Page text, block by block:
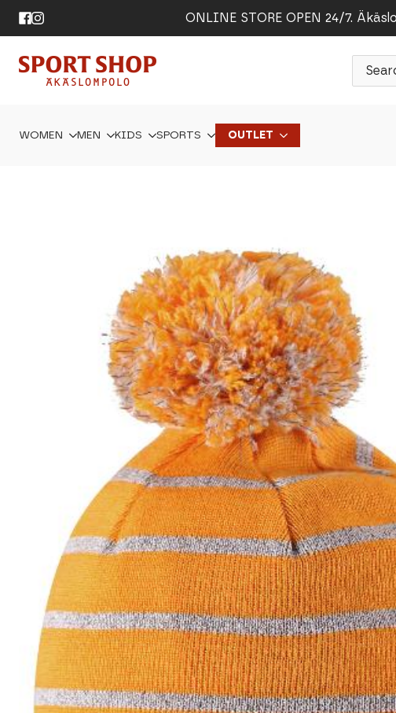
ONLINE STORE OPEN 24/7.
search
WOMEN MEN KIDS SPORTS OUTLET